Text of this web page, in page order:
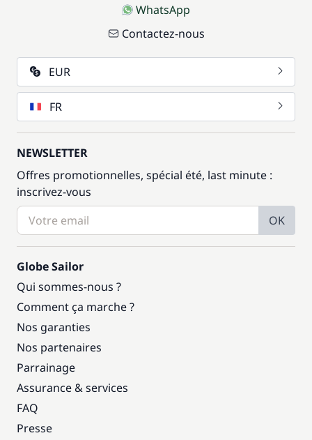
WhatsApp
Contactez-nous
EUR
FR
NEWSLETTER
Offres promotionnelles, spécial été, last minute :
inscrivez-vous
OK
Globe Sailor
Qui sommes-nous ?
Comment ça marche ?
Nos garanties
Nos partenaires
Parrainage
Assurance & services
FAQ
Presse